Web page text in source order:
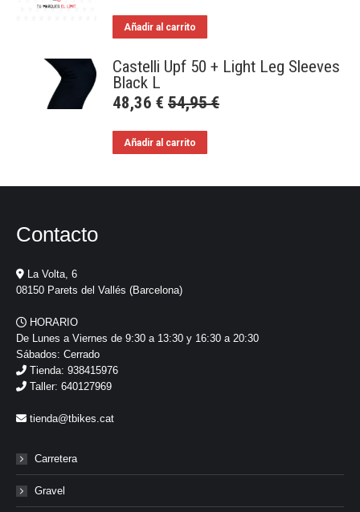
Añadir al carrito
Castelli Upf 50 + Light Leg Sleeves
Black L
48,36 € 54,95€
Añadir al carrito
Contacto
La Volta, 6
08150 Parets del Vallés (Barcelona)
HORARIO
De Lunes a Viernes de 9:30 a 13:30 y 16:30 a 20:30
Sábados: Cerrado
Tienda: 938415976
Taller: 640127969
tienda@tbikes.cat
Carretera
Gravel